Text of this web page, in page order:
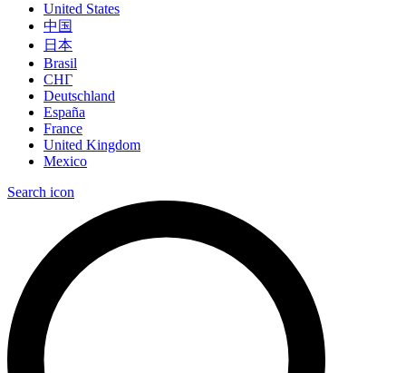
United States
中国
日本
Brasil
СНГ
Deutschland
España
France
United Kingdom
Mexico
Search icon